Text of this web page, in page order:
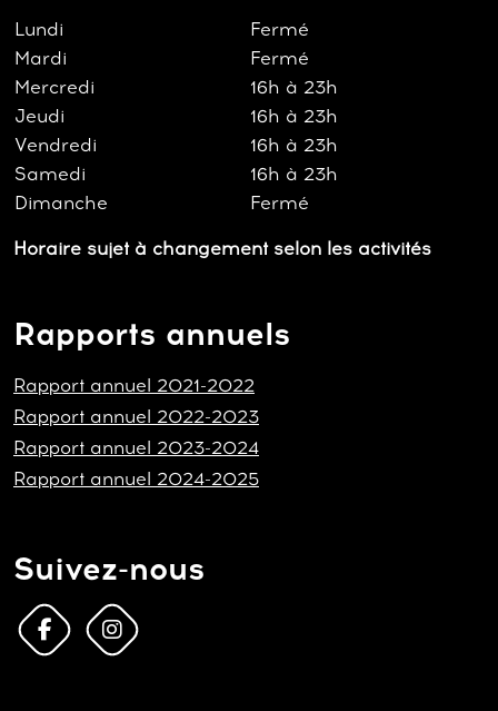
Lundi
Fermé
Mardi
Fermé
Mercredi
16h à 23h
Jeudi
16h à 23h
Vendredi
16h à 23h
Samedi
16h à 23h
Dimanche
Fermé
Horaire sujet à changement selon les activités
Rapports annuels
Rapport annuel 2021-2022
Rapport annuel 2022-2023
Rapport annuel 2023-2024
Rapport annuel 2024-2025
Suivez-nous